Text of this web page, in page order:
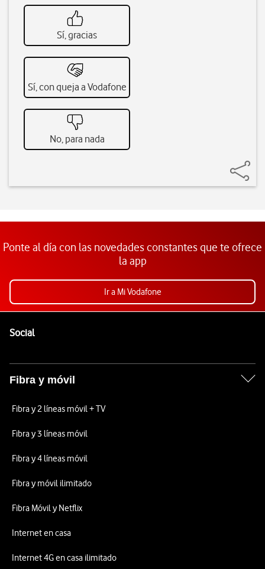
Sí, gracias
Sí, con queja a Vodafone
No, para nada
Ponte al día con las novedades constantes que te ofrece
la app
Ir a Mi Vodafone
SocialEnlaces a las redes sociales de Vodafone
Fibra y móvil
Fibra y 2 líneas móvil + TV
Fibra y 3 líneas móvil
Fibra y 4 líneas móvil
Fibra y móvil ilimitado
Fibra Móvil y Netflix
Internet en casa
Internet 4G en casa ilimitado